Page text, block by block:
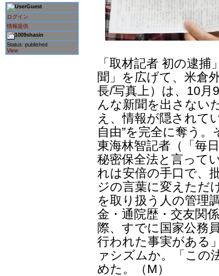
Guest
ログイン
情報提供
1009shasin
Status: published
View
「取材記者 初の逮
聞」を広げて、米倉
長/写真上）は、10
んな新聞を出さない
え、情報が隠されて
自由”を完全に奪う
東海林智記者（「毎
秘密保全法と言って
れは安倍の手口で、
ジの言葉に変えただ
を取り扱う人の管理
金・通院歴・交友関
際、すでに国家公務
行われた事実がある
ァシズムか。「この
めた。（M）